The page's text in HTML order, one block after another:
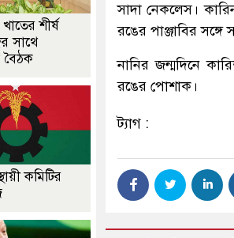
সাদা নেকলেস।
রঙের পাঞ্জাবির
নানির জন্মদিনে
রঙের পোশাক।
ট্যাগ :
শীর্ষ
সাথে
বৈঠক
কমিটির